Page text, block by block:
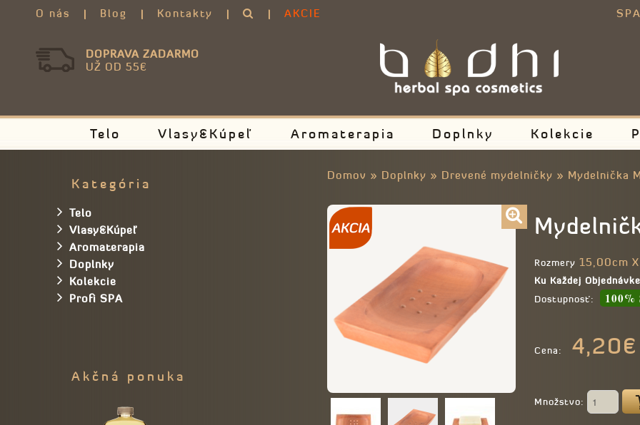
O nás Blog Kontakty AKCIE
DOPRAVA ZADARMO
UŽ OD 55€
Telo Vlasy&Kúpeľ Aromaterapia Doplnky Kolekcie
Domov » Doplnky » Drevené mydelničky » Mydelnička
Rozmery 15,00cm
Ku Každej
Dostupnosť: 100%
Cena: 4,20€
Množstvo:
Kategória
Telo
Vlasy&Kúpeľ
Aromaterapia
Doplnky
Kolekcie
Profi SPA
Akčná ponuka